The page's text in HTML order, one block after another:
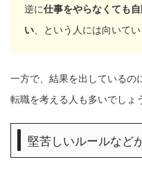
逆に仕事をやらなくても
い 、という人には向いて
一方で、結果を出しているの
転職を考える人も多いでしょ
堅苦しいルールなど